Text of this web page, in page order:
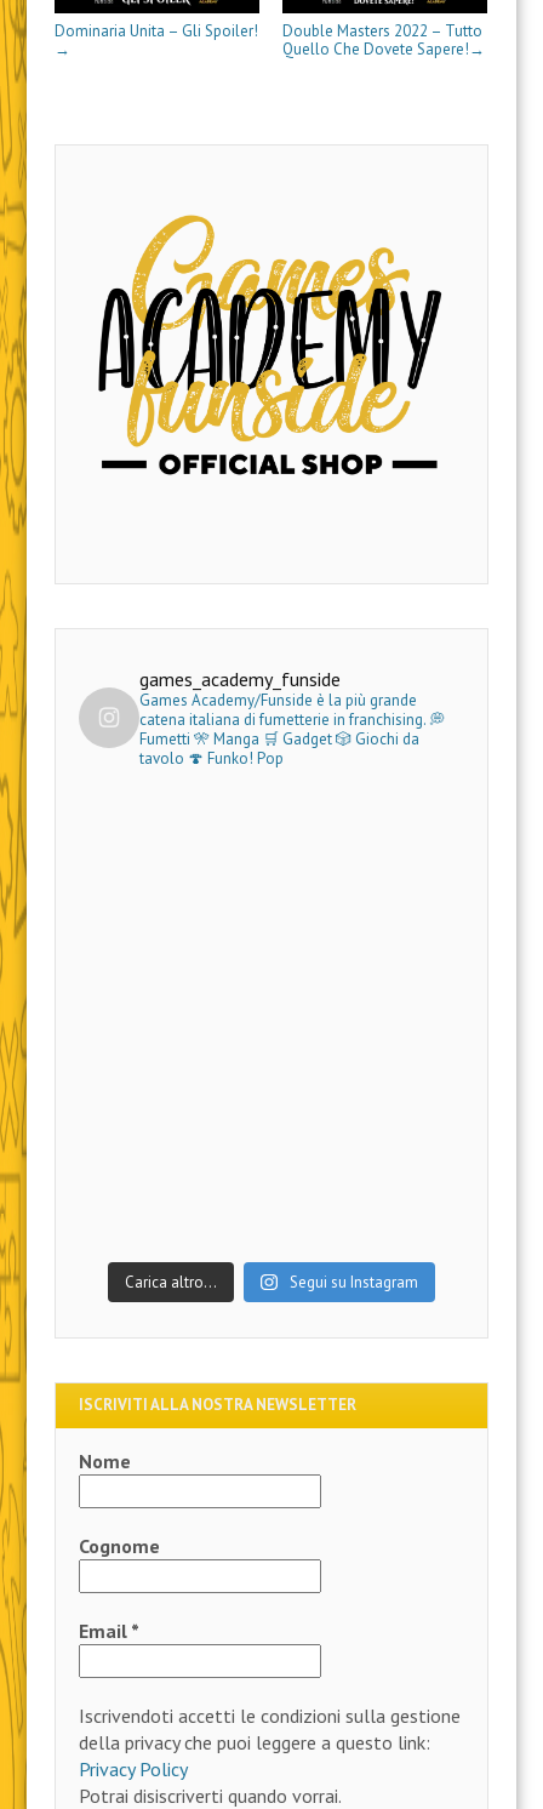
a
)
) r
a
)
i
n
e
s
Dominaria Unita – Gli Spoiler!
→
Double Masters 2022 – Tutto
Quello Che Dovete Sapere! →
games_academy_funside
Games Academy/Funside è la più grande
catena italiana di fumetterie in franchising.💭
Fumetti 🎌 Manga 🛒 Gadget🎲 Giochi da
tavolo 🍄 Funko! Pop
Carica altro… Segui su Instagram
ISCRIVITI ALLA NOSTRA NEWSLETTER
Nome
Cognome
Email *
Iscrivendoti accetti le condizioni sulla gestione
della privacy che puoi leggere a questo link:
Privacy Policy
Potrai disiscriverti quando vorrai.